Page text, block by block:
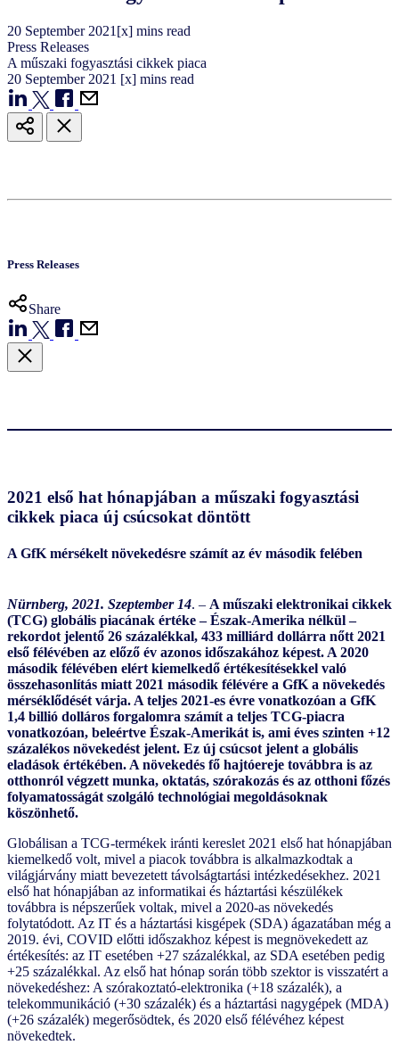
20 September 2021 [x] mins read
Press Releases
A műszaki fogyasztási cikkek piaca
20 September 2021 [x] mins read
Press Releases
Share
2021 első hat hónapjában a műszaki fogyasztási
cikkek piaca új csúcsokat döntött
A GfK mérsékelt növekedésre számít az év második felében
Nürnberg, 2021. Szeptember 14. – A műszaki elektronikai cikkek
(TCG) globális piacának értéke – Észak-Amerika nélkül –
rekordot jelentő 26 százalékkal, 433 milliárd dollárra nőtt 2021
első félévében az előző év azonos időszakához képest. A 2020
második félévében elért kiemelkedő értékesítésekkel való
összehasonlítás miatt 2021 második félévére a GfK a növekedés
mérséklődését várja. A teljes 2021-es évre vonatkozóan a GfK
1,4 billió dolláros forgalomra számít a teljes TCG-piacra
vonatkozóan, beleértve Észak-Amerikát is, ami éves szinten +12
százalékos növekedést jelent. Ez új csúcsot jelent a globális
eladások értékében. A növekedés fő hajtóereje továbbra is az
otthonról végzett munka, oktatás, szórakozás és az otthoni főzés
folyamatosságát szolgáló technológiai megoldásoknak
köszönhető.
Globálisan a TCG-termékek iránti kereslet 2021 első hat hónapjában
kiemelkedő volt, mivel a piacok továbbra is alkalmazkodtak a
világjárvány miatt bevezetett távolságtartási intézkedésekhez. 2021
első hat hónapjában az informatikai és háztartási készülékek
továbbra is népszerűek voltak, mivel a 2020-as növekedés
folytatódott. Az IT és a háztartási kisgépek (SDA) ágazatában még a
2019. évi, COVID előtti időszakhoz képest is megnövekedett az
értékesítés: az IT esetében +27 százalékkal, az SDA esetében pedig
+25 százalékkal. Az első hat hónap során több szektor is visszatért a
növekedéshez: A szórakoztató-elektronika (+18 százalék), a
telekommunikáció (+30 százalék) és a háztartási nagygépek (MDA)
(+26 százalék) megerősödtek, és 2020 első félévéhez képest
növekedtek.